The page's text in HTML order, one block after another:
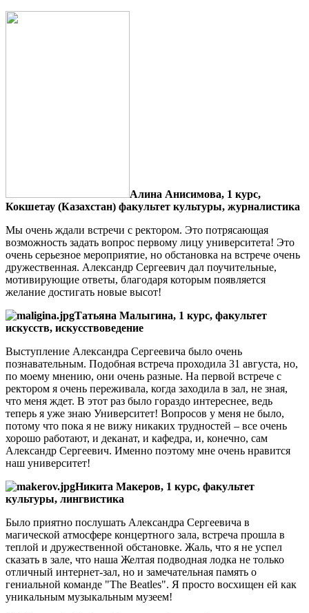
Алина Анисимова, 1 курс,
Кокшетау (Казахстан) факультет культуры, журналистика
Мы очень ждали встречи с ректором. Это потрясающая
возможность задать вопрос первому лицу университета! Это
очень серьезное мероприятие, но обстановка на встрече очень
дружественная. Александр Сергеевич дал поучительные,
мотивирующие ответы, благодаря которым появляется
желание достигать новые высот!
Татьяна Малыгина, 1 курс, факультет
искусств, искусствоведение
Выступление Александра Сергеевича было очень
познавательным. Подобная встреча проходила 31 августа, но,
по моему мнению, они очень разные. На первой встрече с
ректором я очень переживала, когда заходила в зал, не зная,
что меня ждет. В этот раз было гораздо интереснее, ведь
теперь я уже знаю Университет! Вопросов у меня не было,
потому что пока я не вижу никаких трудностей – все очень
хорошо работают, и деканат, и кафедра, и, конечно, сам
Александр Сергеевич. Именно поэтому мне очень нравится
наш университет!
Никита Макеров, 1 курс, факультет
культуры, лингвистика
Было приятно послушать Александра Сергеевича в
магической атмосфере концертного зала, встреча прошла в
теплой и дружественной обстановке. Жаль, что я не успел
сказать в зале, что наша Желтая подводная лодка не только
отличный интернет-зал, но и замечательная память о
гениальной команде "The Beatles". Я просто восхищен ей как
уникальным музыкальным музеем!